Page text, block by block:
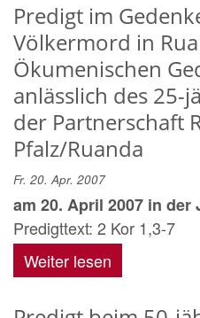
Predigt im
Völkermord in
Ökumenischen
anlässlich des 25-
der Partnerschaft
Pfalz/Ruanda
Fr. 20. Apr. 2007
am 20. April 2007 in
Predigttext: 2 Kor 1,3-7
Weiter lesen